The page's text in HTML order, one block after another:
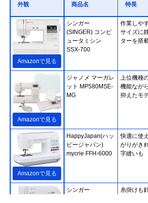
外観 商品名 特長
Amazonで見る
シンガー
(SINGER) コンピ
ュータミシン
SSX-700
作業しや
サイズに
ターを搭
Amazonで見る
ジャノメ マーガレ
ット MP580MSE-
MG
上位機種
機能なが
抑えたモ
Amazonで見る
HappyJapan(ハッ
ピージャパン)
mycrie FFH-6000
快適に使
がりがき
字縫いも
シンガー
糸掛けも